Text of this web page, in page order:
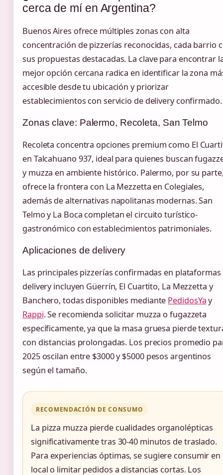
cerca de mí en Argentina?
Buenos Aires ofrece múltiples zonas con alta
concentración de pizzerías reconocidas, cada barrio
sus propuestas destacadas. La clave para encontrar
mejor opción cercana radica en identificar la zona
accesible desde tu ubicación y priorizar
establecimientos con servicio de delivery confirmado.
Zonas clave: Palermo, Recoleta, San Telmo
Recoleta concentra opciones premium como El
en Talcahuano 937, ideal para quienes buscan
y muzza en ambiente histórico. Palermo, por su
ofrece la frontera con La Mezzetta en Colegiales,
además de alternativas napolitanas modernas. San
Telmo y La Boca completan el circuito turístico-
gastronómico con establecimientos patrimoniales.
Aplicaciones de delivery
Las principales pizzerías confirmadas en plataformas
delivery incluyen Güerrín, El Cuartito, La Mezzetta y
Banchero, todas disponibles mediante PedidosYay
Rappi. Se recomienda solicitar muzza o fugazzeta
específicamente, ya que la masa gruesa pierde
con distancias prolongadas. Los precios promedio
2025 oscilan entre $3000 y $5000 pesos argentinos
según el tamaño.
RECOMENDACIÓN DE CONSUMO
La pizza muzza pierde cualidades organolépticas
significativamente tras 30-40 minutos de traslado.
Para experiencias óptimas, se sugiere consumir en
local o limitar pedidos a distancias cortas. Los